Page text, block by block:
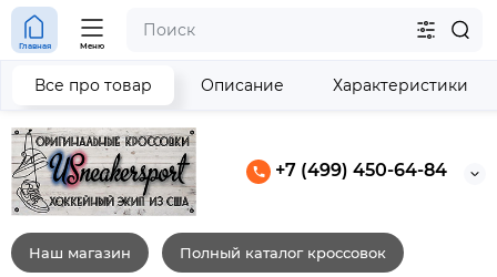
+7 (499) 450-64-84
Главная Меню
Наш магазин Полный каталог кроссовок
Все про товар Описание Характеристики